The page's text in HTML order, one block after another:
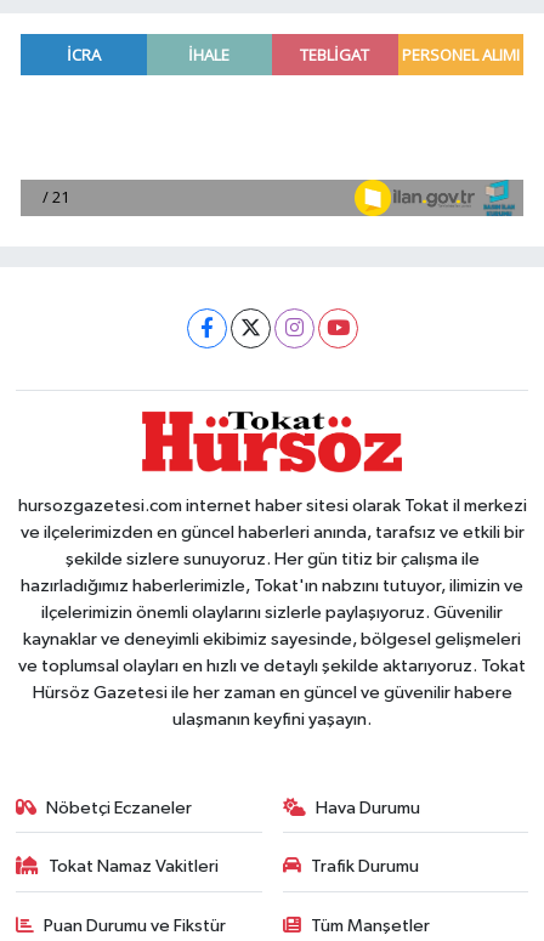
hursozgazetesi.com internet haber sitesi olarak Tokat il merkezi
ve ilçelerimizden en güncel haberleri anında, tarafsız ve etkili bir
şekilde sizlere sunuyoruz. Her gün titiz bir çalışma ile
hazırladığımız haberlerimizle, Tokat'ın nabzını tutuyor, ilimizin ve
ilçelerimizin önemli olaylarını sizlerle paylaşıyoruz. Güvenilir
kaynaklar ve deneyimli ekibimiz sayesinde, bölgesel gelişmeleri
ve toplumsal olayları en hızlı ve detaylı şekilde aktarıyoruz. Tokat
Hürsöz Gazetesi ile her zaman en güncel ve güvenilir habere
ulaşmanın keyfini yaşayın.
Nöbetçi Eczaneler Hava Durumu
Tokat Namaz Vakitleri Trafik Durumu
Puan Durumu ve Fikstür Tüm Manşetler